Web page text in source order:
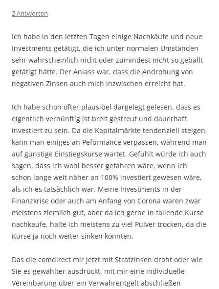
2 Antworten
Ich habe in den letzten Tagen einige Nachkäufe und neue
Investments getätigt, die ich unter normalen Umständen
sehr wahrscheinlich nicht oder zumindest nicht so geballt
getätigt hätte. Der Anlass war, dass die Androhung von
negativen Zinsen auch mich inzwischen erreicht hat.
Ich habe schon öfter plausibel dargelegt gelesen, dass es
eigentlich vernünftig ist breit gestreut und dauerhaft
investiert zu sein. Da die Kapitalmärkte tendenziell steigen,
kann man einiges an Peformance verpassen, während man
auf günstige Einstiegskurse wartet. Gefühlt würde ich auch
sagen, dass ich wohl besser gefahren wäre, wenn ich
schon lange weit näher an 100% investiert gewesen wäre,
als ich es tatsächlich war. Meine Investments in der
Finanzkrise oder auch am Anfang von Corona waren zwar
meistens ziemlich gut, aber da ich gerne in fallende Kurse
nachkaufe, halte ich meistens zu viel Pulver trocken, da die
Kurse ja noch weiter sinken könnten.
Das die comdirect mir jetzt mit Strafzinsen droht oder wie
Sie es gewählter ausdrückt, mit mir eine individuelle
Vereinbarung über ein Verwahrentgelt abschließen